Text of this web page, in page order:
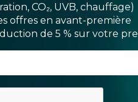
CO₂, UVB, chauffage)
offres en avant-première
de 5 % sur votre